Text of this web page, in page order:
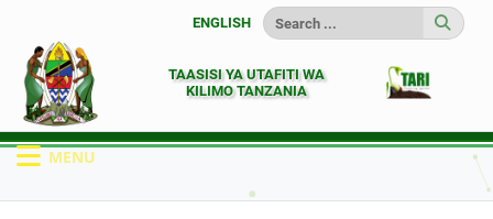
ENGLISH
TAASISI YA UTAFITI WA
KILIMO TANZANIA
MENU